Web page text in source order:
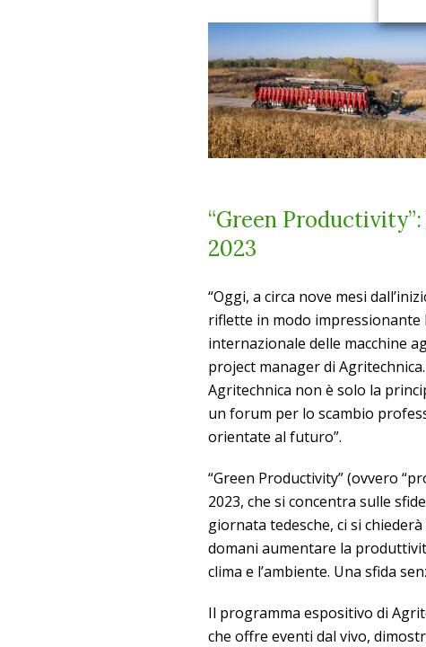
“Green
2023
“Oggi, a circa nove mesi
riflette in modo impressionante
internazionale delle macchine
project manager di
Agritechnica non è solo la
un forum per lo scambio
orientate al futuro”.
“Green Productivity” (ovvero
2023, che si concentra sulle
giornata tedesche, ci si
domani aumentare la
clima e l’ambiente. Una sfida
Il programma espositivo di
che offre eventi dal vivo,